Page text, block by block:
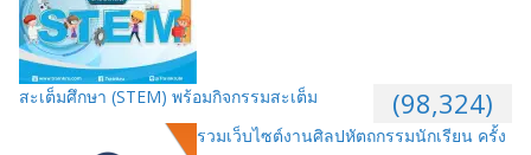
สะเต็มศึกษา (STEM) พร้อมกิจกรรมสะเต็ม (98,324)
รวมเว็บไซต์งานศิลปหัตถกรรมนักเรียน ครั้ง